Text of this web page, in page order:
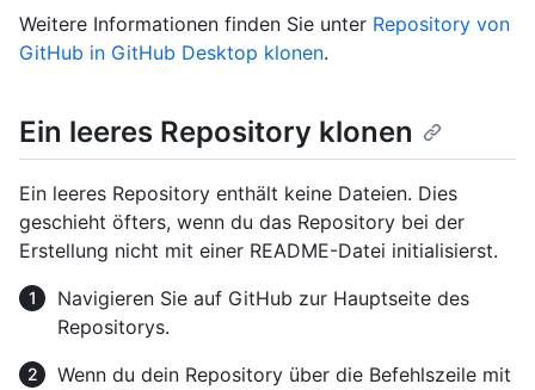
Weitere Informationen finden Sie unter Repository von
GitHub in GitHub Desktop klonen.
Ein leeres Repository klonen
Ein leeres Repository enthält keine Dateien. Dies
geschieht öfters, wenn du das Repository bei der
Erstellung nicht mit einer README-Datei initialisierst.
Navigieren Sie auf GitHub zur Hauptseite des
Repositorys.
Wenn du dein Repository über die Befehlszeile mit